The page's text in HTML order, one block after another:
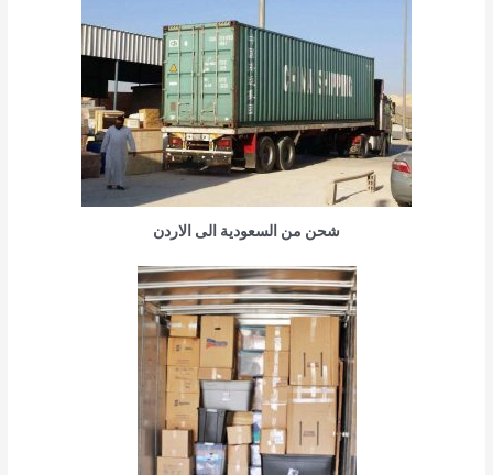
شحن من السعودية الى الاردن